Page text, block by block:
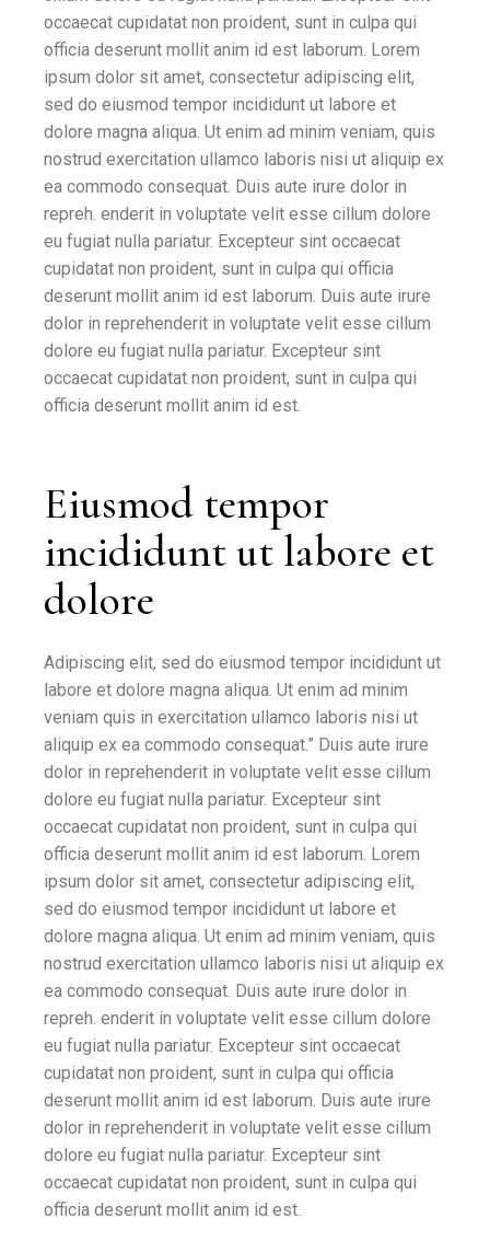
occaecat cupidatat non proident, sunt in culpa qui
officia deserunt mollit anim id est laborum. Lorem
ipsum dolor sit amet, consectetur adipiscing elit,
sed do eiusmod tempor incididunt ut labore et
dolore magna aliqua. Ut enim ad minim veniam, quis
nostrud exercitation ullamco laboris nisi ut aliquip ex
ea commodo consequat. Duis aute irure dolor in
repreh. enderit in voluptate velit esse cillum dolore
eu fugiat nulla pariatur. Excepteur sint occaecat
cupidatat non proident, sunt in culpa qui officia
deserunt mollit anim id est laborum. Duis aute irure
dolor in reprehenderit in voluptate velit esse cillum
dolore eu fugiat nulla pariatur. Excepteur sint
occaecat cupidatat non proident, sunt in culpa qui
officia deserunt mollit anim id est.
Eiusmod tempor
incididunt ut labore et
dolore
Adipiscing elit, sed do eiusmod tempor incididunt ut
labore et dolore magna aliqua. Ut enim ad minim
veniam quis in exercitation ullamco laboris nisi ut
aliquip ex ea commodo consequat.” Duis aute irure
dolor in reprehenderit in voluptate velit esse cillum
dolore eu fugiat nulla pariatur. Excepteur sint
occaecat cupidatat non proident, sunt in culpa qui
officia deserunt mollit anim id est laborum. Lorem
ipsum dolor sit amet, consectetur adipiscing elit,
sed do eiusmod tempor incididunt ut labore et
dolore magna aliqua. Ut enim ad minim veniam, quis
nostrud exercitation ullamco laboris nisi ut aliquip ex
ea commodo consequat. Duis aute irure dolor in
repreh. enderit in voluptate velit esse cillum dolore
eu fugiat nulla pariatur. Excepteur sint occaecat
cupidatat non proident, sunt in culpa qui officia
deserunt mollit anim id est laborum. Duis aute irure
dolor in reprehenderit in voluptate velit esse cillum
dolore eu fugiat nulla pariatur. Excepteur sint
occaecat cupidatat non proident, sunt in culpa qui
officia deserunt mollit anim id est.